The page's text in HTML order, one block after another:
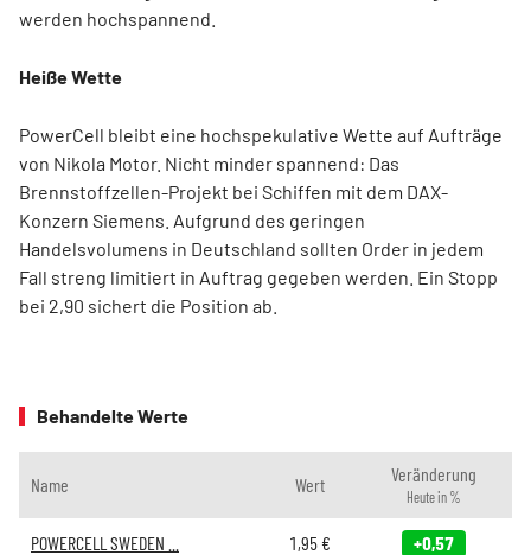
werden hochspannend.
Heiße Wette
PowerCell bleibt eine hochspekulative Wette auf Aufträge
von Nikola Motor. Nicht minder spannend: Das
Brennstoffzellen-Projekt bei Schiffen mit dem DAX-
Konzern Siemens. Aufgrund des geringen
Handelsvolumens in Deutschland sollten Order in jedem
Fall streng limitiert in Auftrag gegeben werden. Ein Stopp
bei 2,90 sichert die Position ab.
Behandelte Werte
Name Wert Veränderung
Heute in %
POWERCELL SWEDEN ... 1,95€ +0,57